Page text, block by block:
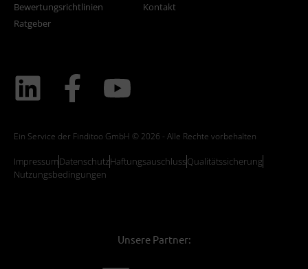
Bewertungsrichtlinien
Ratgeber
Kontakt
Ein Service der Finditoo GmbH © 2026 - Alle Rechte vorbehalten
ImpressumDatenschutzHaftungsauschlussQualitätssicherung
Nutzungsbedingungen
Unsere Partner: